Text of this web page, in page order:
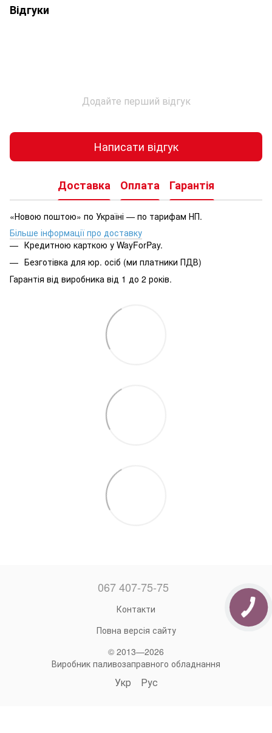
Відгуки
Додайте перший відгук
Написати відгук
Доставка Оплата Гарантія
«Новою поштою» по Україні — по тарифам НП.
Більше інформації про доставку
Кредитною карткою у WayForPay.
Безготівка для юр. осіб (ми платники ПДВ)
Гарантія від виробника від 1 до 2 років.
067 407-75-75
Контакти
Повна версія сайту
© 2013—2026
Виробник паливозаправного обладнання
Укр Рус